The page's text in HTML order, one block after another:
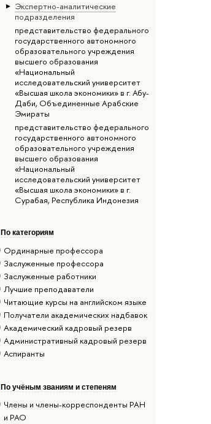
Экспертно-аналитические
подразделения
представительство федерального
государственного автономного
образовательного учреждения
высшего образования
«Национальный
исследовательский университет
«Высшая школа экономики» в г. Абу-
Даби, Объединенные Арабские
Эмираты
представительство федерального
государственного автономного
образовательного учреждения
высшего образования
«Национальный
исследовательский университет
«Высшая школа экономики» в г.
Сурабая, Республика Индонезия
По категориям
Ординарные профессора
Заслуженные профессора
Заслуженные работники
Лучшие преподаватели
Читающие курсы на английском языке
Получатели академических надбавок
Академический кадровый резерв
Административный кадровый резерв
Аспиранты
По учёным званиям и степеням
Члены и члены-корреспонденты РАН
и РАО